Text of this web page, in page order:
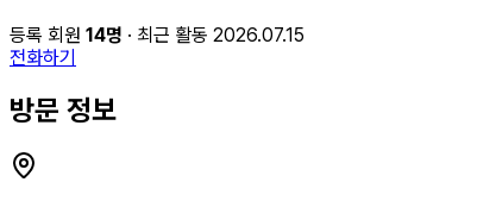
등록 회원 14명 · 최근 활동 2026.07.15
전화하기
방문 정보